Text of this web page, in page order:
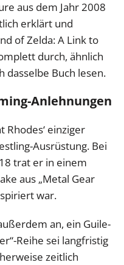
aus dem Jahr 2008
erklärt und
of Zelda: A Link to
durch, ähnlich
dasselbe Buch lesen.
Anlehnungen
Rhodes‘ einziger
Ausrüstung. Bei
trat er in einem
aus „Metal Gear
war.
an, ein Guile-
Reihe sei langfristig
zeitlich